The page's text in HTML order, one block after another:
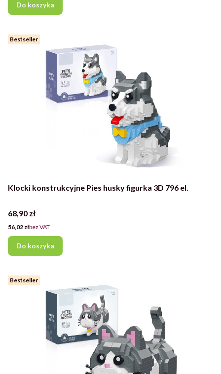
Do koszyka
Bestseller
Klocki konstrukcyjne Pies husky figurka 3D 796 el.
Cena
68,90 zł
Cena
56,02 złbez VAT
Do koszyka
Bestseller